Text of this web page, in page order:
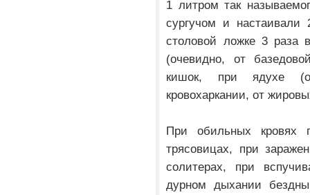
1 литром так
сургучом и
столовой ложке 3 раза
(очевидно, от
кишок, при ядухе
кровохаркании, от
При обильных кровях
трясовицах, при
солитерах, при
дурном дыхании